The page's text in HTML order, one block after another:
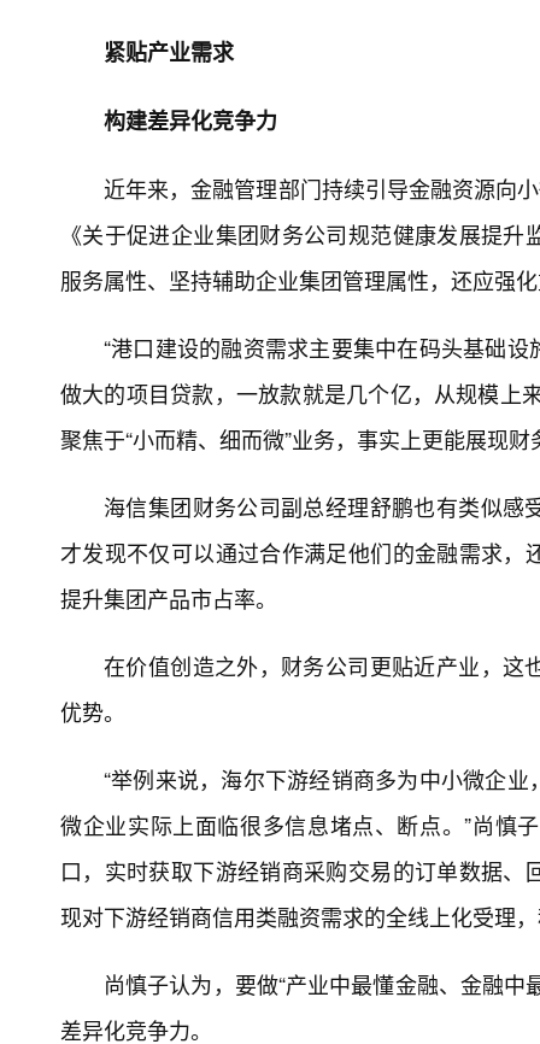
紧贴产业需求
构建差异化竞争力
近年来，金融管理部门持续引导金融资源向
《关于促进企业集团财务公司规范健康发展提
服务属性、坚持辅助企业集团管理属性，还应强
“港口建设的融资需求主要集中在码头基础
做大的项目贷款，一放款就是几个亿，从规模上
聚焦于“小而精、细而微”业务，事实上更能展现
海信集团财务公司副总经理舒鹏也有类似
才发现不仅可以通过合作满足他们的金融需求
提升集团产品市占率。
在价值创造之外，财务公司更贴近产业，
优势。
“举例来说，海尔下游经销商多为中小微企
微企业实际上面临很多信息堵点、断点。”尚慎
口，实时获取下游经销商采购交易的订单数据
现对下游经销商信用类融资需求的全线上化受理
尚慎子认为，要做“产业中最懂金融、金融
差异化竞争力。